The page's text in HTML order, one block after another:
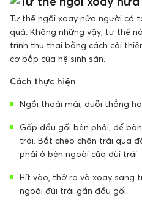
Tư thế ngồi xoay nửa người có
quả. Không những vậy, tư thế
trình thụ thai bằng cách cải
cơ bắp của hệ sinh sản.
Cách thực hiện
Ngồi thoải mái, duỗi thẳng
Gấp đầu gối bên phải, để
trái. Bắt chéo chân trái qua
phải ở bên ngoài của đùi trái
Hít vào, thở ra và xoay sang
ngoài đùi trái gần đầu gối